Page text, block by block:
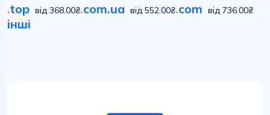
.top від 368.00₴.com.ua від 552.00₴.com від 736.00₴
інші